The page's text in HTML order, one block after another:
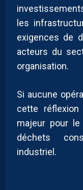
les
exigences de
acteurs du
organisation.
Si aucune
cette réflexion
majeur pour le
déchets
industriel.